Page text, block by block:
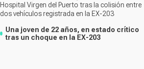
Hospital Virgen del Puerto tras la colisión entre
dos vehículos registrada en la EX-203
Una joven de 22 años, en estado crítico
tras un choque en la EX-203